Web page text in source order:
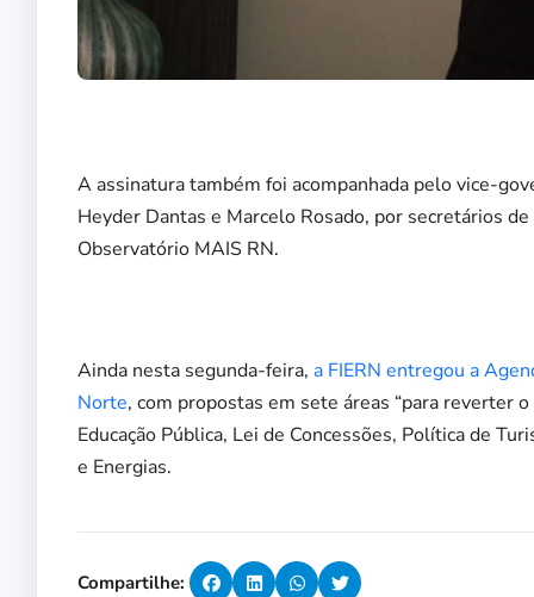
A assinatura também foi acompanhada pelo vice-
Heyder Dantas e Marcelo Rosado, por secretários
Observatório MAIS RN.
Ainda nesta segunda-feira, a FIERN entregou a
Norte, com propostas em sete áreas “para reverter
Educação Pública, Lei de Concessões, Política de
e Energias.
Compartilhe: